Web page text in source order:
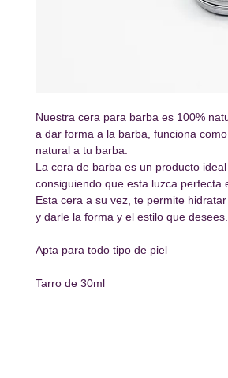
Nuestra cera para barba es 100%
a dar forma a la barba, funciona
natural a tu barba.
La cera de barba es un producto
consiguiendo que esta luzca
Esta cera a su vez, te permite
y darle la forma y el estilo que desees.
Apta para todo tipo de piel
Tarro de 30ml